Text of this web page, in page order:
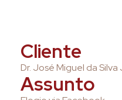
Cliente
Dr. José Miguel da
Assunto